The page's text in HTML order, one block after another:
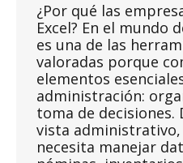
¿Por qué las
Excel? En el mundo
es una de las
valoradas porque
elementos
administración:
toma de decisiones.
vista
necesita manejar